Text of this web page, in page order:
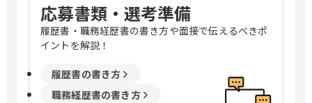
応募書類・選考準備
履歴書・職務経歴書の書き方や面接で伝えるべきポ
イントを解説！
履歴書の書き方
職務経歴書の書き方